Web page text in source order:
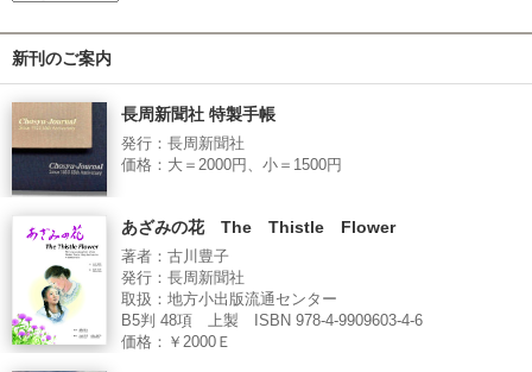
新刊のご案内
長周新聞社 特製手帳
発行：長周新聞社
価格：大＝2000円、小＝1500円
あざみの花 The Thistle Flower
著者：古川豊子
発行：長周新聞社
取扱：地方小出版流通センター
B5判 48項 上製 ISBN 978-4-9909603-4-6
価格：￥2000Ｅ